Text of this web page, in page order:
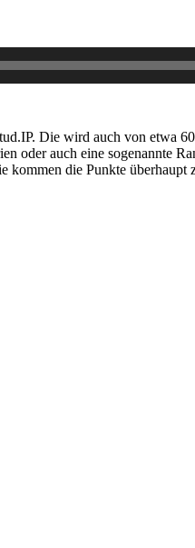
Die wird auch von etwa
oder auch eine sogenannte
kommen die Punkte überhaupt